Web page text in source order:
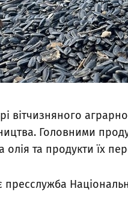
вітчизняного
Головними
олія та продукти їх